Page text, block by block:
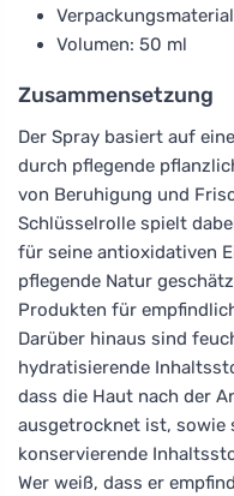
Volumen: 50 ml
Zusammensetzung
Der Spray basiert auf
durch pflegende
von Beruhigung und
Schlüsselrolle spielt
für seine antioxidativen
pflegende Natur
Produkten für
Darüber hinaus sind
hydratisierende
dass die Haut nach der
ausgetrocknet ist, sowie
konservierende
Wer weiß, dass er